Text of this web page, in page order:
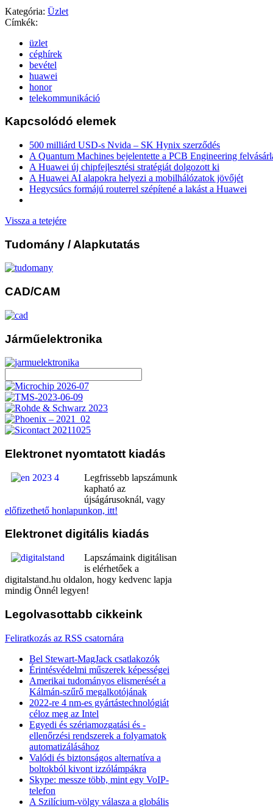
Kategória: Üzlet
Címkék:
üzlet
céghírek
bevétel
huawei
honor
telekommunikáció
Kapcsolódó elemek
500 milliárd USD-s Nvida – SK Hynix szerződés
A Quantum Machines bejelentette a PCB Engineering
A Huawei új chipfejlesztési stratégiát dolgozott ki
A Huawei AI alapokra helyezi a mobilhálózatok jövőjét
Hegycsúcs formájú routerrel szépítené a lakást a Huawei
Vissza a tetejére
Tudomány / Alapkutatás
CAD/CAM
Járműelektronika
Elektronet nyomtatott kiadás
Legfrissebb lapszámunk
kapható az
újságárusoknál, vagy
előfizethető honlapunkon, itt!
Elektronet digitális kiadás
Lapszámaink digitálisan
is elérhetőek a
digitalstand.hu oldalon, hogy kedvenc lapja
mindig Önnél legyen!
Legolvasottabb cikkeink
Feliratkozás az RSS csatornára
Bel Stewart-MagJack csatlakozók
Érintésvédelmi műszerek képességei
Amerikai tudományos elismerését a
Kálmán-szűrő megalkotójának
2022-re 4 nm-es gyártástechnológiát
céloz meg az Intel
Egyedi és szériamozgatási és -
ellenőrzési rendszerek a folyamatok
automatizálásához
Valódi és biztonságos alternatíva a
boltokból kivont izzólámpákra
Skype: messze több, mint egy VoIP-
telefon
A Szilícium-völgy válasza a globális